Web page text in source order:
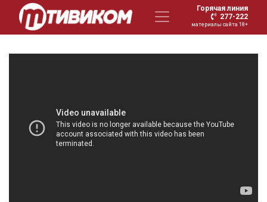
Горячая линия
277-222
материалы сайта 18+